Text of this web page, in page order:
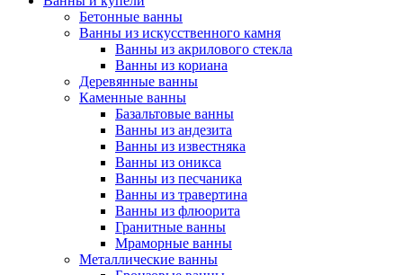
Бетонные ванны
Ванны из искусственного камня
Ванны из акрилового стекла
Ванны из кориана
Деревянные ванны
Каменные ванны
Базальтовые ванны
Ванны из андезита
Ванны из известняка
Ванны из оникса
Ванны из песчаника
Ванны из травертина
Ванны из флюорита
Гранитные ванны
Мраморные ванны
Металлические ванны